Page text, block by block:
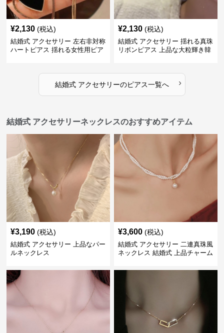
¥2,130 (税込)
結婚式 アクセサリー 左右非対称
ハートピアス 揺れる女性用ピア
¥2,130 (税込)
結婚式 アクセサリー 揺れる真珠
リボンピアス 上品な大粒輝き韓
結婚式 アクセサリーのピアス一覧へ ›
結婚式 アクセサリーネックレスのおすすめアイテム
¥3,190 (税込)
結婚式 アクセサリー 上品なパー
ルネックレス
¥3,600 (税込)
結婚式 アクセサリー 二連真珠風
ネックレス 結婚式 上品チャーム